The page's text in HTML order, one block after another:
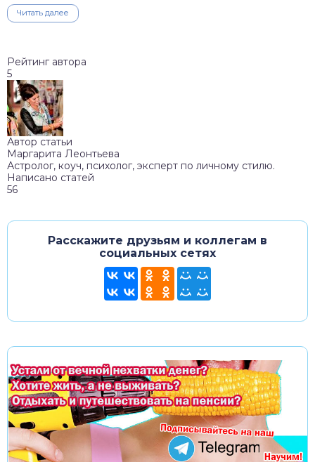
Читать далее
Рейтинг автора
5
Автор статьи
Маргарита Леонтьева
Астролог, коуч, психолог, эксперт по личному стилю.
Написано статей
56
Расскажите друзьям и коллегам в
социальных сетях